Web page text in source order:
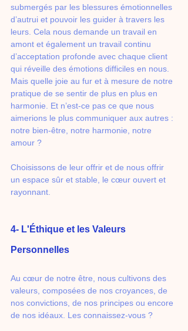
submergés par les blessures émotionnelles
d’autrui et pouvoir les guider à travers les
leurs. Cela nous demande un travail en
amont et également un travail continu
d’acceptation profonde avec chaque client
qui réveille des émotions difficiles en nous.
Mais quelle joie au fur et à mesure de notre
pratique de se sentir de plus en plus en
harmonie. Et n’est-ce pas ce que nous
aimerions le plus communiquer aux autres :
notre bien-être, notre harmonie, notre
amour ?
Choisissons de leur offrir et de nous offrir
un espace sûr et stable, le cœur ouvert et
rayonnant.
4- L'Éthique et les Valeurs
Personnelles
Au cœur de notre être, nous cultivons des
valeurs, composées de nos croyances, de
nos convictions, de nos principes ou encore
de nos idéaux. Les connaissez-vous ?